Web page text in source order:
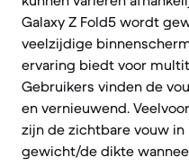
Galaxy Z Fold5 wordt
veelzijdige
ervaring biedt voor
Gebruikers vinden de
en vernieuwend.
zijn de zichtbare vouw
gewicht/de dikte